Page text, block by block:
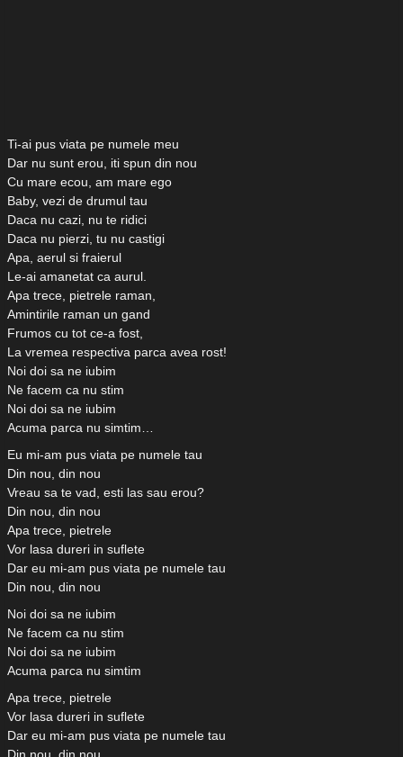
Ti-ai pus viata pe numele meu
Dar nu sunt erou, iti spun din nou
Cu mare ecou, am mare ego
Baby, vezi de drumul tau
Daca nu cazi, nu te ridici
Daca nu pierzi, tu nu castigi
Apa, aerul si fraierul
Le-ai amanetat ca aurul.
Apa trece, pietrele raman,
Amintirile raman un gand
Frumos cu tot ce-a fost,
La vremea respectiva parca avea rost!
Noi doi sa ne iubim
Ne facem ca nu stim
Noi doi sa ne iubim
Acuma parca nu simtim…
Eu mi-am pus viata pe numele tau
Din nou, din nou
Vreau sa te vad, esti las sau erou?
Din nou, din nou
Apa trece, pietrele
Vor lasa dureri in suflete
Dar eu mi-am pus viata pe numele tau
Din nou, din nou
Noi doi sa ne iubim
Ne facem ca nu stim
Noi doi sa ne iubim
Acuma parca nu simtim
Apa trece, pietrele
Vor lasa dureri in suflete
Dar eu mi-am pus viata pe numele tau